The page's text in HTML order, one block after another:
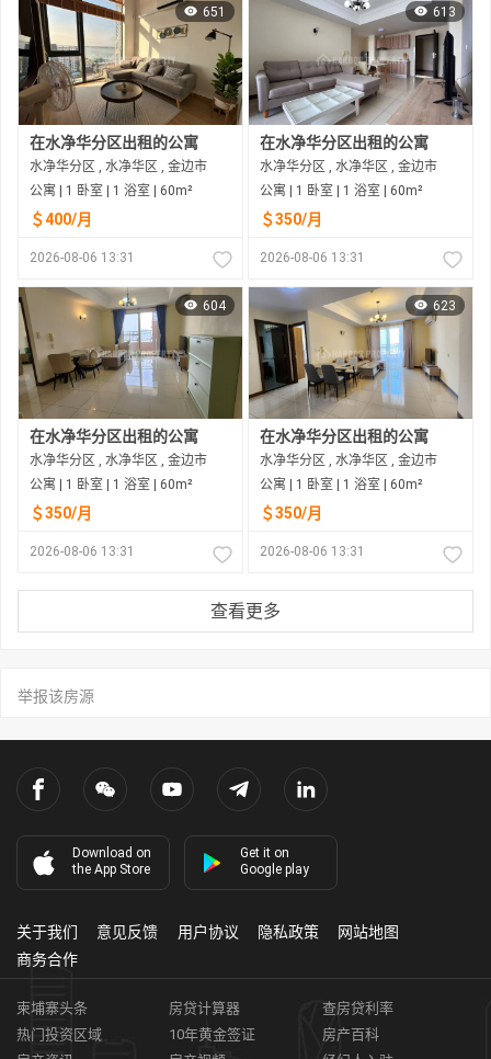
651
在水净华分区出租的公寓
水净华分区 , 水净华区 , 金边市
公寓 | 1 卧室 | 1 浴室 | 60m²
＄400/月
2026-08-06 13:31
613
在水净华分区出租的公寓
水净华分区 , 水净华区 , 金边市
公寓 | 1 卧室 | 1 浴室 | 60m²
＄350/月
2026-08-06 13:31
604
在水净华分区出租的公寓
水净华分区 , 水净华区 , 金边市
公寓 | 1 卧室 | 1 浴室 | 60m²
＄350/月
2026-08-06 13:31
623
在水净华分区出租的公寓
水净华分区 , 水净华区 , 金边市
公寓 | 1 卧室 | 1 浴室 | 60m²
＄350/月
2026-08-06 13:31
查看更多
举报该房源
Download on
the App Store
Get it on
Google play
关于我们 意见反馈 用户协议 隐私政策
网站地图
商务合作
柬埔寨头条 房贷计算器
查房贷利率
热门投资区域
10年黄金签证
房产百科